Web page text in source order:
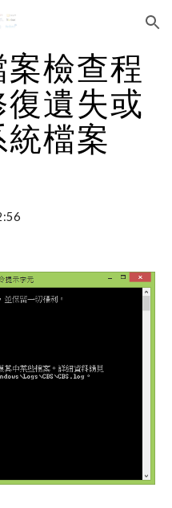
Skip to navigation
檢查程
遺失或
檔案